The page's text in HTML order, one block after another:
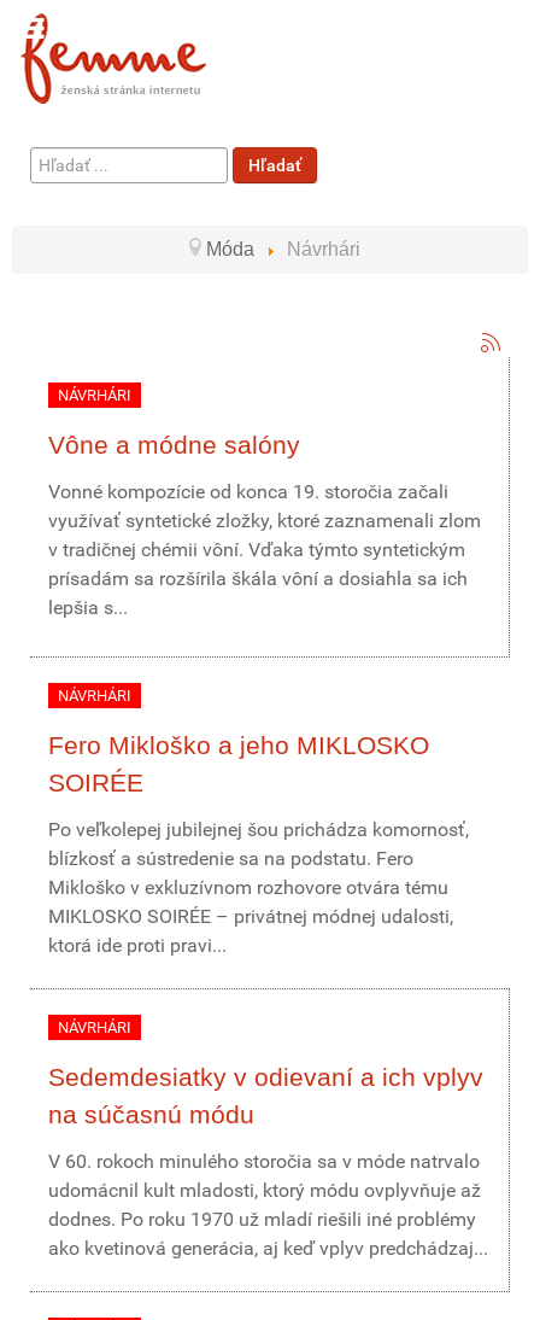
Hľadať
...
Hľadať
Móda Návrhári
NÁVRHÁRI
Vône a módne salóny
Vonné kompozície od konca 19. storočia začali
využívať syntetické zložky, ktoré zaznamenali zlom
v tradičnej chémii vôní. Vďaka týmto syntetickým
prísadám sa rozšírila škála vôní a dosiahla sa ich
lepšia s...
NÁVRHÁRI
Fero Mikloško a jeho MIKLOSKO
SOIRÉE
Po veľkolepej jubilejnej šou prichádza komornosť,
blízkosť a sústredenie sa na podstatu. Fero
Mikloško v exkluzívnom rozhovore otvára tému
MIKLOSKO SOIRÉE – privátnej módnej udalosti,
ktorá ide proti pravi...
NÁVRHÁRI
Sedemdesiatky v odievaní a ich vplyv
na súčasnú módu
V 60. rokoch minulého storočia sa v móde natrvalo
udomácnil kult mladosti, ktorý módu ovplyvňuje až
dodnes. Po roku 1970 už mladí riešili iné problémy
ako kvetinová generácia, aj keď vplyv predchádzaj...